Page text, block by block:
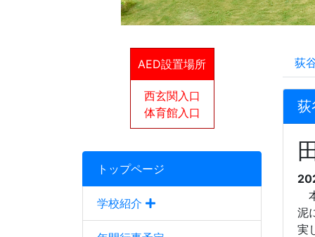
AED設置場所
西玄関入口
体育館入口
トップページ
学校紹介
荻
泥
実